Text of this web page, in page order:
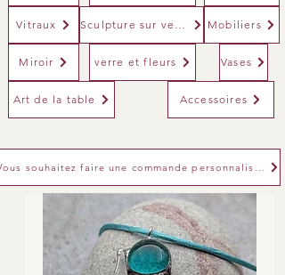
Vitraux Sculpture sur verre Mobiliers
Miroir verre et fleurs Vases
Art de la table Accessoires